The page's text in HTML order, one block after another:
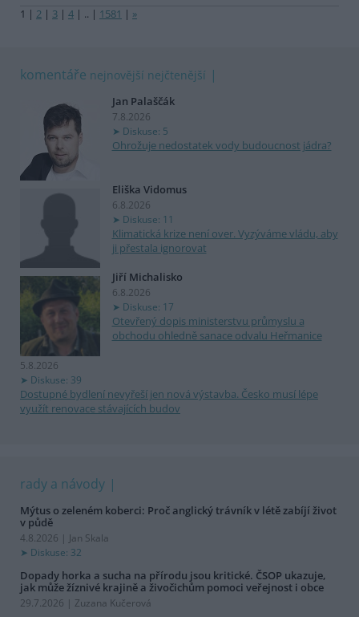
1 | 2 | 3 | 4 | .. | 1581 | »
komentáře nejnovější nejčtenější
Jan Palaščák
7.8.2026
Diskuse: 5
Ohrožuje nedostatek vody budoucnost jádra?
Eliška Vidomus
6.8.2026
Diskuse: 11
Klimatická krize není over. Vyzýváme vládu, aby
ji přestala ignorovat
Jiří Michalisko
6.8.2026
Diskuse: 17
Otevřený dopis ministerstvu průmyslu a
obchodu ohledně sanace odvalu Heřmanice
5.8.2026
Diskuse: 39
Dostupné bydlení nevyřeší jen nová výstavba. Česko musí lépe
využít renovace stávajících budov
rady a návody
Mýtus o zeleném koberci: Proč anglický trávník v létě zabíjí život
v půdě
4.8.2026 | Jan Skala
Diskuse: 32
Dopady horka a sucha na přírodu jsou kritické. ČSOP ukazuje,
jak může žíznivé krajině a živočichům pomoci veřejnost i obce
29.7.2026 | Zuzana Kučerová